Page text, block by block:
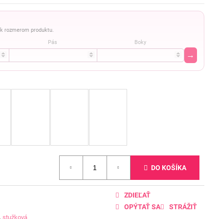
rozmerom produktu.
Pás Boky
→
DO KOŠÍKA
, stužková
OPÝTAŤ SA STRÁŽIŤ
ZDIEĽAŤ